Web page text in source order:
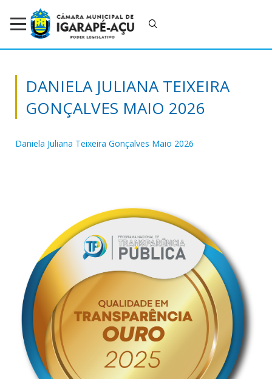
DANIELA JULIANA TEIXEIRA
GONÇALVES MAIO 2026
Daniela Juliana Teixeira Gonçalves Maio 2026